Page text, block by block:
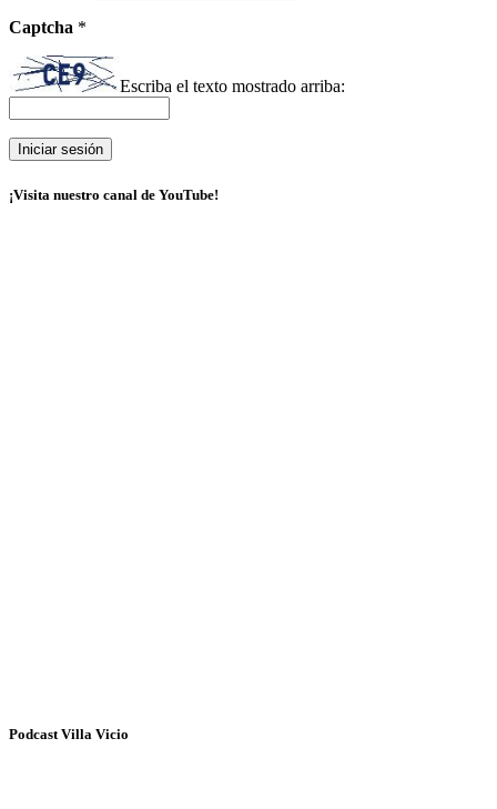
Captcha *
Escriba el texto mostrado arriba:
¡Visita nuestro canal de YouTube!
Podcast Villa Vicio